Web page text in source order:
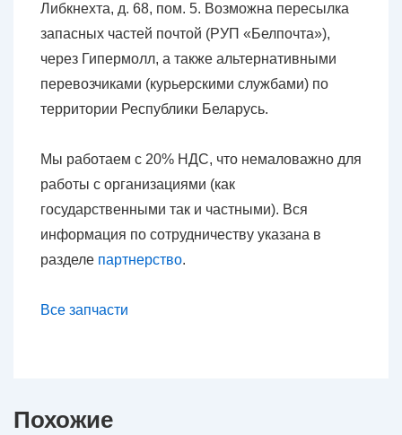
Либкнехта, д. 68, пом. 5. Возможна пересылка
запасных частей почтой (РУП «Белпочта»),
через Гипермолл, а также альтернативными
перевозчиками (курьерскими службами) по
территории Республики Беларусь.
Мы работаем с 20% НДС, что немаловажно для
работы с организациями (как
государственными так и частными). Вся
информация по сотрудничеству указана в
разделе партнерство.
Все запчасти
Похожие